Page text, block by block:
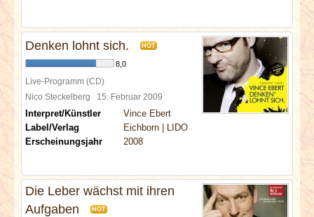
Denken lohnt sich. HOT
8,0
Live-Programm (CD)
Nico Steckelberg 15. Februar 2009
Interpret/Künstler
Vince Ebert
Label/Verlag
Eichborn | LIDO
Erscheinungsjahr
2008
Die Leber wächst mit ihren
Aufgaben
HOT